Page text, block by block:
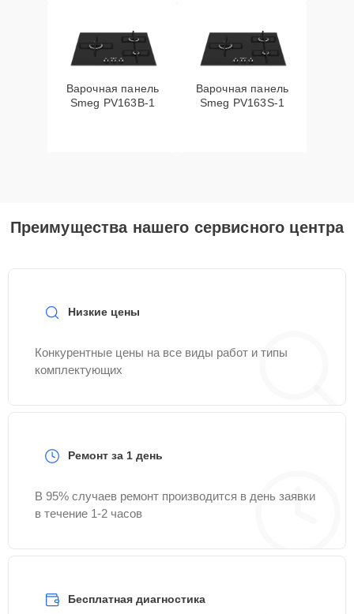
Варочная панель
Smeg PV163B-1
Варочная панель
Smeg PV163S-1
Преимущества нашего сервисного центра
Низкие цены
Конкурентные цены на все виды работ и типы
комплектующих
Ремонт за 1 день
В 95% случаев ремонт производится в день заявки
в течение 1-2 часов
Бесплатная диагностика